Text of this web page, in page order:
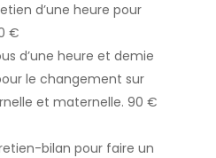
d’une heure pour
€
d’une heure et demie
le changement sur
et maternelle. 90 €
bilan pour faire un